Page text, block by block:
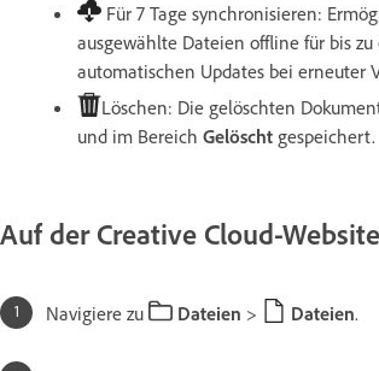
Für 7 Tage synchronisieren:
ausgewählte Dateien offline für bis
automatischen Updates bei erneuter
Löschen: Die gelöschten
und im Bereich Gelöscht gespeichert.
Auf der Creative Cloud-Website
Navigiere zu Dateien > Dateien.